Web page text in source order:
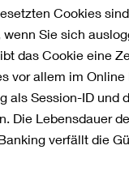
Cookies
Sie sich
das Cookie eine
vor allem im
Session-ID und
Die Lebensdauer
verfällt die
Jetzt